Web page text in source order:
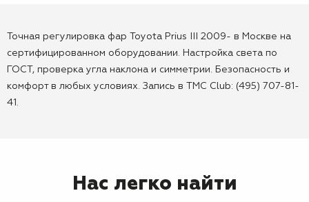
Точная регулировка фар Toyota Prius III 2009- в Москве на
сертифицированном оборудовании. Настройка света по
ГОСТ, проверка угла наклона и симметрии. Безопасность и
комфорт в любых условиях. Запись в TMC Club: (495) 707-81-
41.
Нас легко найти